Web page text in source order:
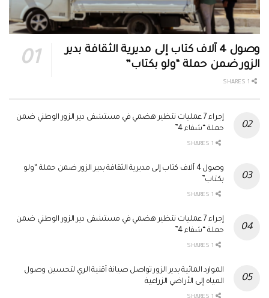
وصول 4 آلاف كتاب إلى مديرية الثقافة بدير
الزور ضمن حملة “ولو بكتاب”
إجراء 7 عمليات تنظير هضمي في مستشفى دير الزور الوطني ضمن
حملة “شفاء 4”
وصول 4 آلاف كتاب إلى مديرية الثقافة بدير الزور ضمن حملة “ولو
بكتاب”
إجراء 7 عمليات تنظير هضمي في مستشفى دير الزور الوطني ضمن
حملة “شفاء 4”
الموارد المائية بدير الزور تواصل صيانة أقنية الري لتحسين وصول
المياه إلى الأراضي الزراعية